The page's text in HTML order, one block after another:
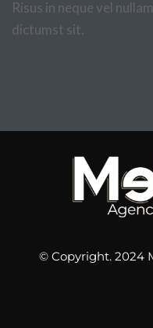
Risus in neque vel
dictumst sit.
© Copyright.